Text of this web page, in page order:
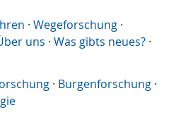
· Wegeforschung ·
uns · Was gibts neues? ·
· Burgenforschung ·